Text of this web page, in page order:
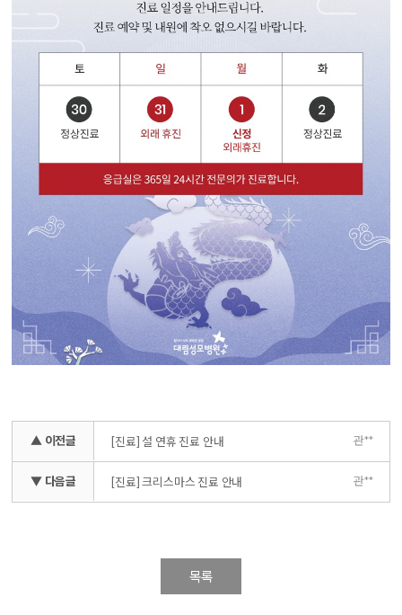
▲ 이전글 [진료] 설 연휴 진료 안내 관**
▼ 다음글 [진료] 크리스마스 진료 안내 관**
목록